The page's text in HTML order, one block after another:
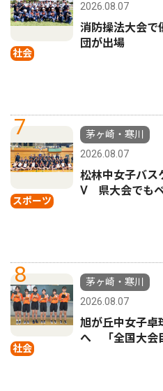
社会
2026.08.07
消防操法大会
団が出場
7
スポーツ
茅ヶ崎・寒川
2026.08.07
松林中女子バ
Ⅴ 県大会でも
8
社会
茅ヶ崎・寒川
2026.08.07
旭が丘中女子
へ 「全国大会